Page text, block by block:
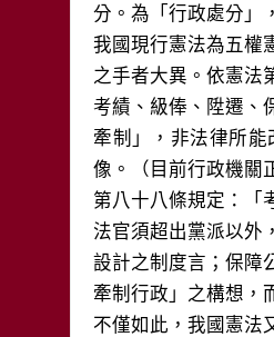
分。為「行政處分」
我國現行憲法為五權
之手者大異。依憲法
考績、級俸、陞遷、
牽制」，非法律所
像。（目前行政機關
第八十八條規定：「
法官須超出黨派以外
設計之制度言；保障
牽制行政」之構想，
不僅如此，我國憲法